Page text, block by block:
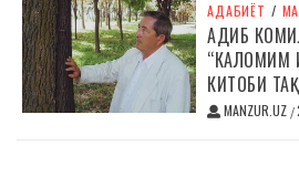
АДАБИЁТ /
АДИБ
“КАЛОМИМ
КИТОБИ
MANZUR.UZ /